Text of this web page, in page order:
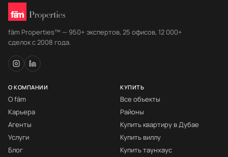
fäm Properties™ — 950+ экспертов, 25 офисов, 12 000+
сделок с 2008 года.
О КОМПАНИИ
О fäm
Карьера
Агенты
Услуги
Блог
КУПИТЬ
Все объекты
Районы
Купить квартиру в Дубае
Купить виллу
Купить таунхаус